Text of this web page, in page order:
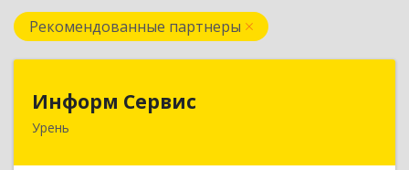
Рекомендованные партнеры
Информ Сервис
Урень